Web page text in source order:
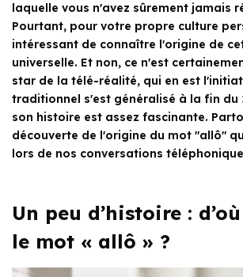
laquelle vous n'avez sûrement jamais
Pourtant, pour votre propre culture
intéressant de connaître l'origine de
universelle. Et non, ce n'est
star de la télé-réalité, qui en est
traditionnel s'est généralisé à la fin du
son histoire est assez fascinante.
découverte de l'origine du mot "allô"
lors de nos conversations
Un peu d’histoire :
le mot « allô » ?